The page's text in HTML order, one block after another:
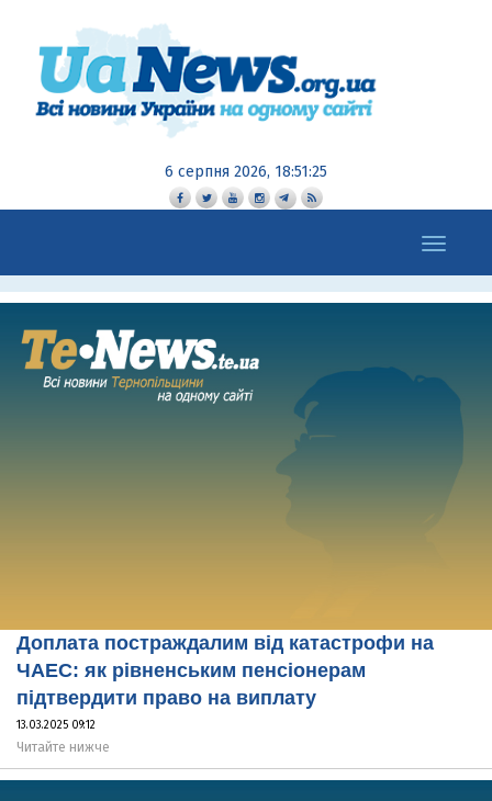
6 серпня 2026, 18:51:27
Toggle
navigation
Доплата постраждалим від катастрофи на
ЧАЕС: як рівненським пенсіонерам
підтвердити право на виплату
13.03.2025 09:12
Читайте нижче